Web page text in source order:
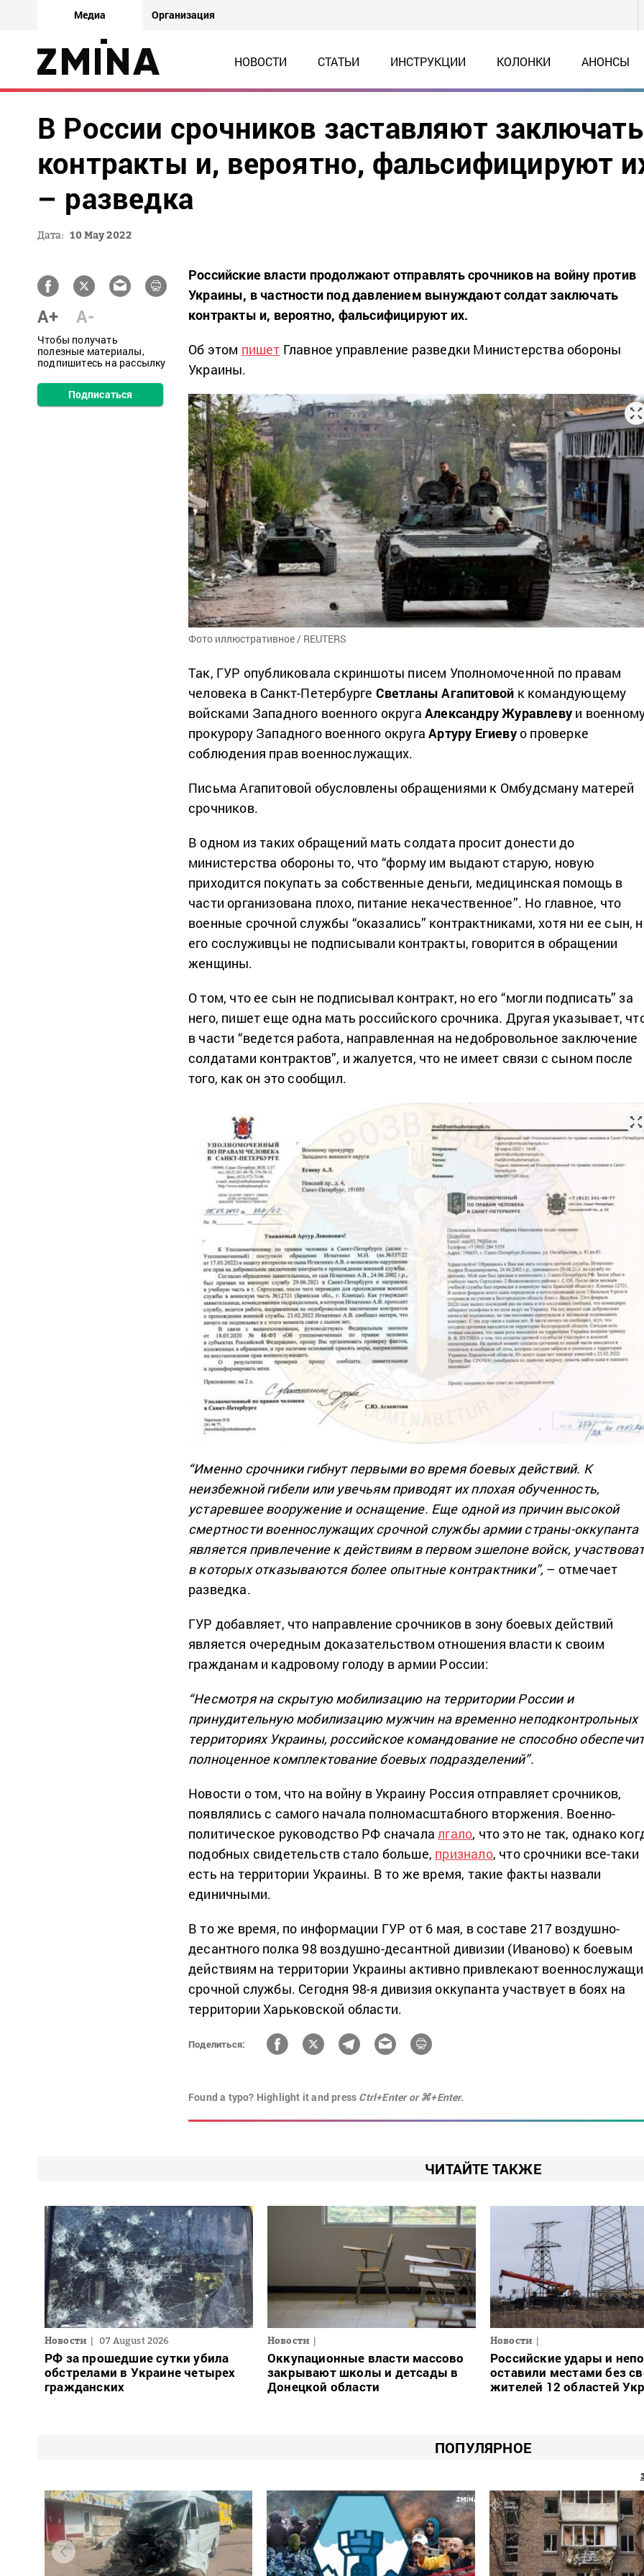
Медиа Организация
НОВОСТИ СТАТЬИ ИНСТРУКЦИИ КОЛОНКИ АНОНСЫ
В России срочников заставляют заключать
контракты и, вероятно, фальсифицируют
– разведка
Дата: 10 May 2022
A+ A-
Чтобы получать
полезные материалы,
подпишитесь на рассылку
Подписаться
Российские власти продолжают отправлять срочников на войну против
Украины, в частности под давлением вынуждают солдат заключать
контракты и, вероятно, фальсифицируют их.
Об этом пишет Главное управление разведки Министерства обороны
Украины.
Фото иллюстративное / REUTERS
Так, ГУР опубликовала скриншоты писем Уполномоченной по правам
человека в Санкт-Петербурге Светланы Агапитовой к командующему
войсками Западного военного округаАлександру Журавлеву и
прокурору Западного военного округаАртуру Егиевуо проверке
соблюдения прав военнослужащих.
Письма Агапитовой обусловлены обращениями к Омбудсману матерей
срочников.
В одном из таких обращений мать солдата просит донести до
министерства обороны то, что “форму им выдают старую, новую
приходится покупать за собственные деньги, медицинская помощь в
части организована плохо, питание некачественное”. Но главное, что
военные срочной службы “оказались” контрактниками, хотя ни ее сын,
его сослуживцы не подписывали контракты, говорится в обращении
женщины.
О том, что ее сын не подписывал контракт, но его “могли подписать” за
него, пишет еще одна мать российского срочника. Другая указывает,
в части “ведется работа, направленная на недобровольное заключение
солдатами контрактов”, и жалуется, что не имеет связи с сыном после
того, как он это сообщил.
“Именно срочники гибнут первыми во время боевых действий. К
неизбежной гибели или увечьям приводят их плохая обученность,
устаревшее вооружение и оснащение. Еще одной из причин высокой
смертности военнослужащих срочной службы армии страны-оккупанта
является привлечение к действиям в первом эшелоне войск,
в которых отказываются более опытные контрактники”, – отмечает
разведка.
ГУР добавляет, что направление срочников в зону боевых действий
является очередным доказательством отношения власти к своим
гражданам и кадровому голоду в армии России:
“Несмотря на скрытую мобилизацию на территории России и
принудительную мобилизацию мужчин на временно неподконтрольных
территориях Украины, российское командование не способно
полноценное комплектование боевых подразделений”.
Новости о том, что на войну в Украину Россия отправляет срочников,
появлялись с самого начала полномасштабного вторжения. Военно-
политическое руководство РФ сначалалгало, что это не так, однако
подобных свидетельств стало больше, признало, что срочники все-таки
есть на территории Украины. В то же время, такие факты назвали
единичными.
В то же время, по информации ГУР от 6 мая, в составе 217 воздушно-
десантного полка 98 воздушно-десантной дивизии (Иваново) к боевым
действиям на территории Украины активно привлекают
срочной службы. Сегодня 98-я дивизия оккупанта участвует в боях на
территории Харьковской области.
Поделиться:
Found a typo? Highlight it and press Ctrl+Enter or ⌘+Enter.
ЧИТАЙТЕ ТАКЖЕ
Новости 07 August 2026
РФ за прошедшие сутки убила
обстрелами в Украине четырех
гражданских
Новости
Оккупационные власти массово
закрывают школы и детсады в
Донецкой области
Новости
Российские удары и
оставили местами без
жителей 12 областей
ПОПУЛЯРНОЕ